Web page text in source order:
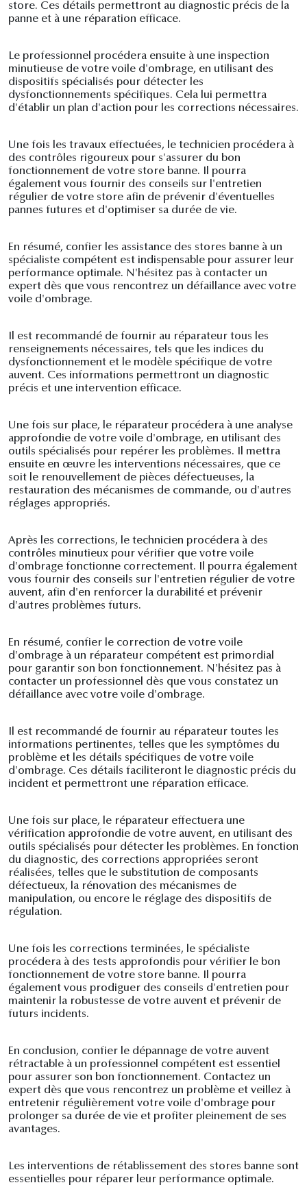
store. Ces détails permettront au diagnostic précis de la
panne et à une réparation efficace.
Le professionnel procédera ensuite à une inspection
minutieuse de votre voile d'ombrage, en utilisant des
dispositifs spécialisés pour détecter les
dysfonctionnements spécifiques. Cela lui permettra
d'établir un plan d'action pour les corrections nécessaires.
Une fois les travaux effectuées, le technicien procédera à
des contrôles rigoureux pour s'assurer du bon
fonctionnement de votre store banne. Il pourra
également vous fournir des conseils sur l'entretien
régulier de votre store afin de prévenir d'éventuelles
pannes futures et d'optimiser sa durée de vie.
En résumé, confier les assistance des stores banne à un
spécialiste compétent est indispensable pour assurer leur
performance optimale. N'hésitez pas à contacter un
expert dès que vous rencontrez un défaillance avec votre
voile d'ombrage.
Il est recommandé de fournir au réparateur tous les
renseignements nécessaires, tels que les indices du
dysfonctionnement et le modèle spécifique de votre
auvent. Ces informations permettront un diagnostic
précis et une intervention efficace.
Une fois sur place, le réparateur procédera à une analyse
approfondie de votre voile d'ombrage, en utilisant des
outils spécialisés pour repérer les problèmes. Il mettra
ensuite en œuvre les interventions nécessaires, que ce
soit le renouvellement de pièces défectueuses, la
restauration des mécanismes de commande, ou d'autres
réglages appropriés.
Après les corrections, le technicien procédera à des
contrôles minutieux pour vérifier que votre voile
d'ombrage fonctionne correctement. Il pourra également
vous fournir des conseils sur l'entretien régulier de votre
auvent, afin d'en renforcer la durabilité et prévenir
d'autres problèmes futurs.
En résumé, confier le correction de votre voile
d'ombrage à un réparateur compétent est primordial
pour garantir son bon fonctionnement. N'hésitez pas à
contacter un professionnel dès que vous constatez un
défaillance avec votre voile d'ombrage.
Il est recommandé de fournir au réparateur toutes les
informations pertinentes, telles que les symptômes du
problème et les détails spécifiques de votre voile
d'ombrage. Ces détails faciliteront le diagnostic précis du
incident et permettront une réparation efficace.
Une fois sur place, le réparateur effectuera une
vérification approfondie de votre auvent, en utilisant des
outils spécialisés pour détecter les problèmes. En fonction
du diagnostic, des corrections appropriées seront
réalisées, telles que le substitution de composants
défectueux, la rénovation des mécanismes de
manipulation, ou encore le réglage des dispositifs de
régulation.
Une fois les corrections terminées, le spécialiste
procédera à des tests approfondis pour vérifier le bon
fonctionnement de votre store banne. Il pourra
également vous prodiguer des conseils d'entretien pour
maintenir la robustesse de votre auvent et prévenir de
futurs incidents.
En conclusion, confier le dépannage de votre auvent
rétractable à un professionnel compétent est essentiel
pour assurer son bon fonctionnement. Contactez un
expert dès que vous rencontrez un problème et veillez à
entretenir régulièrement votre voile d'ombrage pour
prolonger sa durée de vie et profiter pleinement de ses
avantages.
Les interventions de rétablissement des stores banne sont
essentielles pour réparer leur performance optimale.